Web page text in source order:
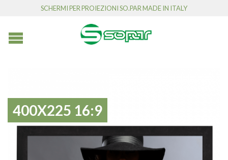
SCHERMI PER PROIEZIONI SO.PAR MADE IN ITALY
400X225 16:9